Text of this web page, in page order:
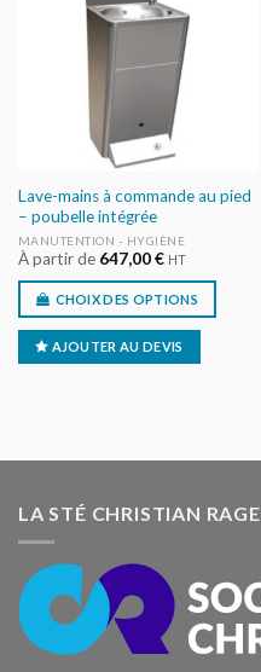
AU DEVIS
Lave-mains à commande au pied
– poubelle intégrée
MANUTENTION - HYGIÈNE
À partir de 647,00€ HT
CHOIX DES OPTIONS
AJOUTER AU DEVIS
LA STÉ CHRISTIAN RAGE